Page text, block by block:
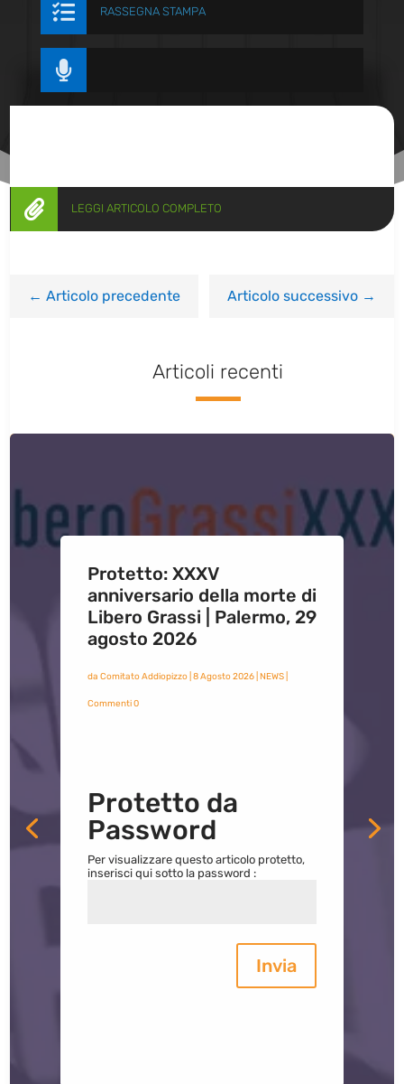
 RASSEGNA STAMPA

 LEGGI ARTICOLO COMPLETO
←Articolo precedente Articolo successivo→
Articoli recenti
Protetto: XXXV
anniversario della morte di
Libero Grassi | Palermo, 29
agosto 2026
da Comitato Addiopizzo| 8 Agosto 2026| NEWS|
Commenti 0
Protetto da
Password
Per visualizzare questo articolo protetto,
inserisci qui sotto la password :
Invia